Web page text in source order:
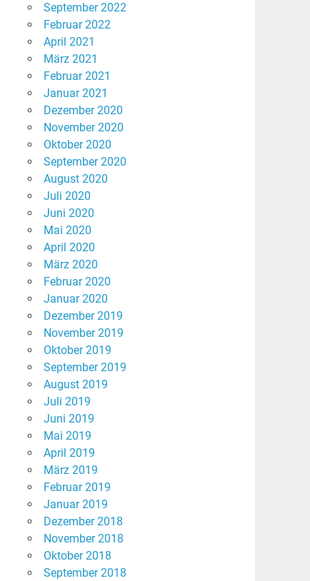
September 2022
Februar 2022
April 2021
März 2021
Februar 2021
Januar 2021
Dezember 2020
November 2020
Oktober 2020
September 2020
August 2020
Juli 2020
Juni 2020
Mai 2020
April 2020
März 2020
Februar 2020
Januar 2020
Dezember 2019
November 2019
Oktober 2019
September 2019
August 2019
Juli 2019
Juni 2019
Mai 2019
April 2019
März 2019
Februar 2019
Januar 2019
Dezember 2018
November 2018
Oktober 2018
September 2018